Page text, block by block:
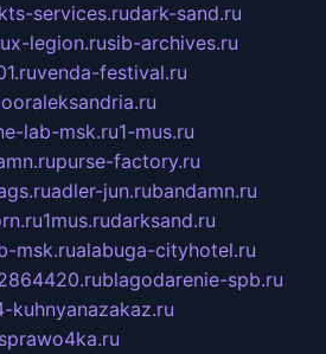
kts-services.rudark-sand.ru
x-legion.rusib-archives.ru
venda-festival.ru
lab-msk.ru1-mus.ru
purse-factory.ru
adler-jun.rubandamn.ru
1mus.rudarksand.ru
msk.rualabuga-cityhotel.ru
blagodarenie-spb.ru
kuhnyanazakaz.ru